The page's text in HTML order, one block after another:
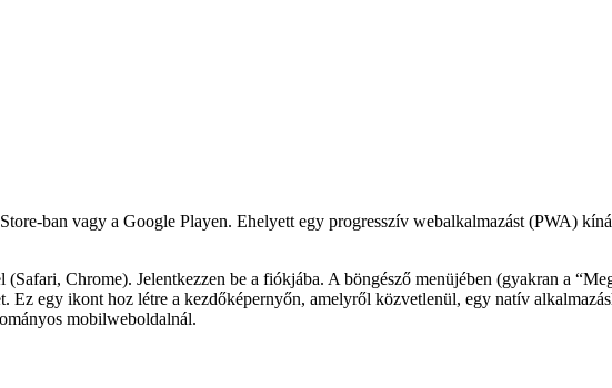
ban vagy a Google Playen. Ehelyett egy progresszív webalkalmazást (PWA)
Chrome). Jelentkezzen be a fiókjába. A böngésző menüjében (gyakran a
Ez egy ikont hoz létre a kezdőképernyőn, amelyről közvetlenül, egy natív
mobilweboldalnál.